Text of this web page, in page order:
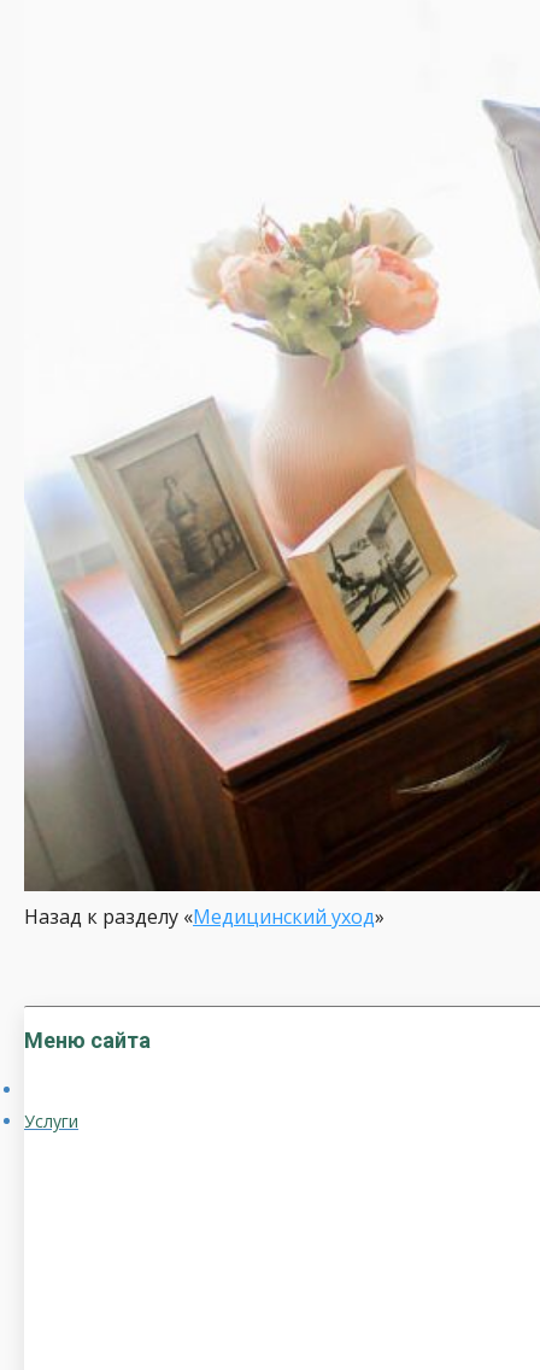
Назад к разделу «Медицинский уход»
Меню сайта
Услуги